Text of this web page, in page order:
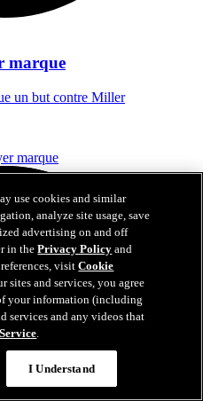
marque
un but contre Miller
use cookies and similar
analyze site usage, save
advertising on and off
in thePrivacy Policy and
visitCookie
sites and services, you agree
your information (including
services and any videos that
.
I Understand